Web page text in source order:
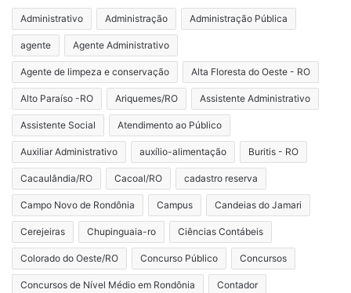
Administrativo Administração Administração Pública
agente Agente Administrativo
Agente de limpeza e conservação Alta Floresta do Oeste - RO
Alto Paraíso -RO Ariquemes/RO Assistente Administrativo
Assistente Social Atendimento ao Público
Auxiliar Administrativo auxílio-alimentação Buritis - RO
Cacaulândia/RO Cacoal/RO cadastro reserva
Campo Novo de Rondônia Campus Candeias do Jamari
Cerejeiras Chupinguaia-ro Ciências Contábeis
Colorado do Oeste/RO Concurso Público Concursos
Concursos de Nível Médio em Rondônia Contador